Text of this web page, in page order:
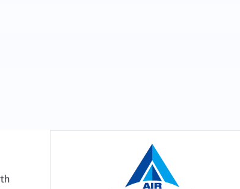
中国科学院空天信息创新研究院